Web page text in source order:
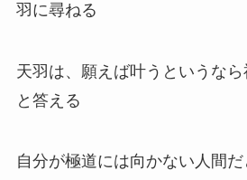
羽に尋ねる
天羽は、願えば叶うというな
と答える
自分が極道には向かない人間だ